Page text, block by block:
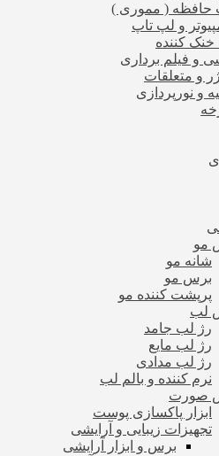
حافظه ( مموری )
و لپ تاپ
خنک کننده
و فیلم برداری
و متعلقات
و نورپردازی
مو
شانه مو
برس مو
پرپشت کننده مو
لب
رژ لب جامد
رژ لب مایع
رژ لب مدادی
نرم کننده و بالم لب
صورت
ابزار پاکسازی پوست
تجهیزات زیبایی و آرایشی
برس و ابزار آرایشی